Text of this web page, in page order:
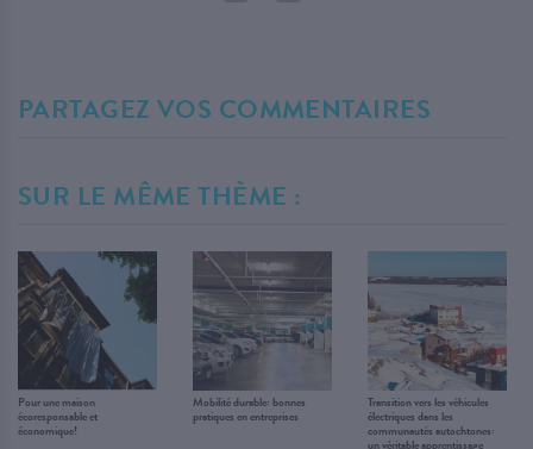
PARTAGEZ VOS COMMENTAIRES
SUR LE MÊME THÈME :
Pour une maison
écoresponsable et
économique!
Mobilité durable: bonnes
pratiques en entreprises
Transition vers les véhicules
électriques dans les
communautés autochtones:
un véritable apprentissage